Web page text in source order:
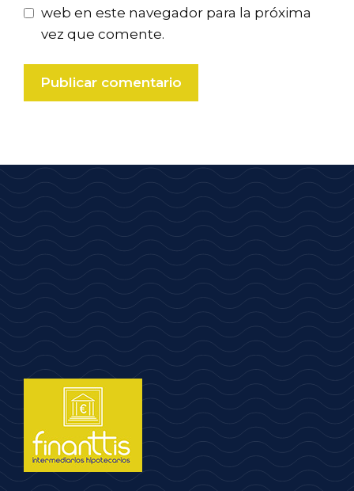
web en este navegador para la próxima
vez que comente.